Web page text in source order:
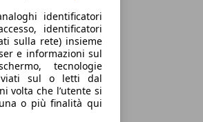
identificatori
identificatori
sulla rete) insieme
e informazioni sul
tecnologie
sul o letti dal
volta che l’utente si
o più finalità qui